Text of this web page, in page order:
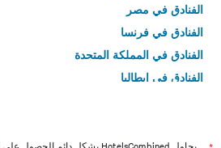
الفنادق في مصر
الفنادق في فرنسا
الفنادق في المملكة المتحدة
الفنادق في إيطاليا